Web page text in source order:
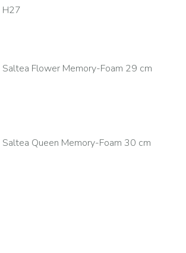
H27
Saltea Flower Memory-Foam 29 cm
Saltea Queen Memory-Foam 30 cm